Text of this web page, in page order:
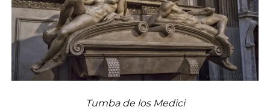
Tumba de los Medici